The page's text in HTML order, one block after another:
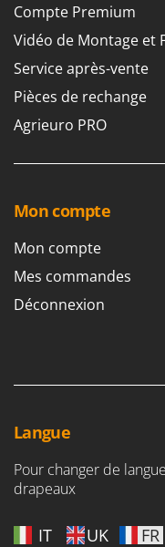
Compte Premium
Vidéo de Montage et
Service après-vente
Pièces de rechange
Agrieuro PRO
Mon compte
Mon compte
Mes commandes
Déconnexion
Langue
Pour changer de
drapeaux
IT UK FR